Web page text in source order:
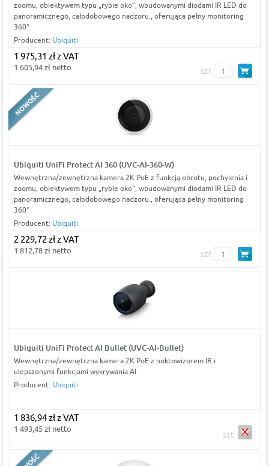
zoomu, obiektywem typu „rybie oko”, wbudowanymi diodami IR LED do
panoramicznego, całodobowego nadzoru., oferująca pełny monitoring
360°
Producent: Ubiquiti
1 975,31 zł z VAT
1 605,94 zł netto szt
Ubiquiti UniFi Protect AI 360 (UVC-AI-360-W)
Wewnętrzna/zewnętrzna kamera 2K PoE z funkcją obrotu, pochylenia i
zoomu, obiektywem typu „rybie oko”, wbudowanymi diodami IR LED do
panoramicznego, całodobowego nadzoru., oferująca pełny monitoring
360°
Producent: Ubiquiti
2 229,72 zł z VAT
1 812,78 zł netto szt
Ubiquiti UniFi Protect AI Bullet (UVC-AI-Bullet)
Wewnętrzna/zewnętrzna kamera 2K PoE z noktowizorem IR i
ulepszonymi funkcjami wykrywania AI
Producent: Ubiquiti
1 836,94 zł z VAT
1 493,45 zł netto
szt